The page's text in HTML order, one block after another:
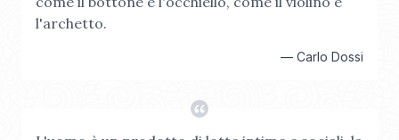
l'archetto.
— Carlo Dossi